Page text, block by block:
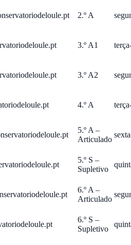
2.º A
3.º A1
3.º A2
4.º A
5.º A –
Articulado
5.º S –
Supletivo
6.º A –
Articulado
6.º S –
Supletivo